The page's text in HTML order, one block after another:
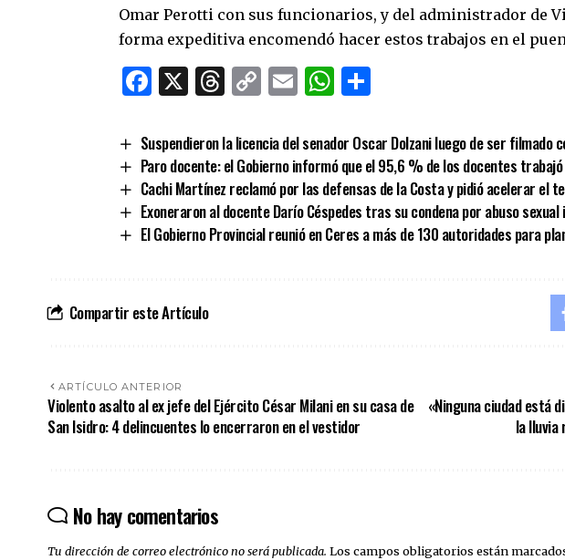
Omar Perotti con sus funcionarios, y del administrador de
forma expeditiva encomendó hacer estos trabajos en el
Facebook
X Threads
CopyEmailWhatsApp
Suspendieron la licencia del senador Oscar Dolzani luego de ser filmado
Paro docente: el Gobierno informó que el 95,6 % de los docentes trabajó
Cachi Martínez reclamó por las defensas de la Costa y pidió acelerar el
Exoneraron al docente Darío Céspedes tras su condena por abuso
El Gobierno Provincial reunió en Ceres a más de 130 autoridades para
Compartir este Artículo
ARTÍCULO ANTERIOR
Violento asalto al ex jefe del Ejército César Milani en su casa de
San Isidro: 4 delincuentes lo encerraron en el vestidor
«Ninguna ciudad está
la lluvia
No hay comentarios
Tu dirección de correo electrónico no será publicada. Los campos obligatorios están